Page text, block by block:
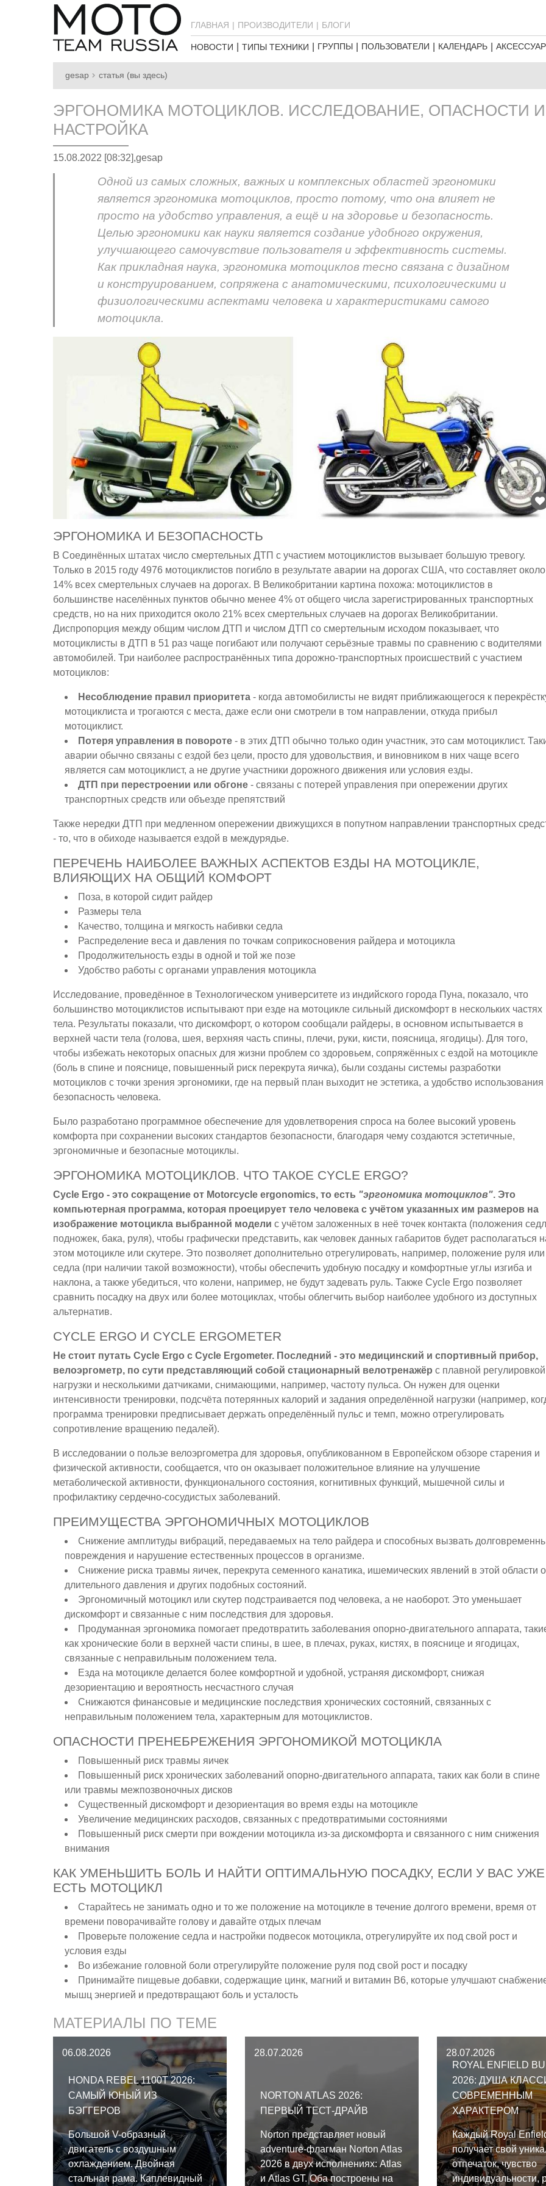
ГЛАВНАЯ ПРОИЗВОДИТЕЛИ БЛОГИ
НОВОСТИ ТИПЫ ТЕХНИКИ ГРУППЫ ПОЛЬЗОВАТЕЛИ КАЛЕНДАРЬ
gesap статья (вы здесь)
ЭРГОНОМИКА МОТОЦИКЛОВ. ИССЛЕДОВАНИЕ, ОПАСНОСТИ И
НАСТРОЙКА
15.08.2022 [08:32],gesap
Одной из самых сложных, важных и комплексных областей эргономики
является эргономика мотоциклов, просто потому, что она влияет не
просто на удобство управления, а ещё и на здоровье и безопасность.
Целью эргономики как науки является создание удобного окружения,
улучшающего самочувствие пользователя и эффективность системы.
Как прикладная наука, эргономика мотоциклов тесно связана с дизайном
и конструированием, сопряжена с анатомическими, психологическими и
физиологическими аспектами человека и характеристиками самого
мотоцикла.
ЭРГОНОМИКА И БЕЗОПАСНОСТЬ
В Соединённых штатах число смертельных ДТП с участием мотоциклистов вызывает большую тревогу.
Только в 2015 году 4976 мотоциклистов погибло в результате аварии на дорогах США, что составляет около
14% всех смертельных случаев на дорогах. В Великобритании картина похожа: мотоциклистов в
большинстве населённых пунктов обычно менее 4% от общего числа зарегистрированных транспортных
средств, но на них приходится около 21% всех смертельных случаев на дорогах Великобритании.
Диспропорция между общим числом ДТП и числом ДТП со смертельным исходом показывает, что
мотоциклисты в ДТП в 51 раз чаще погибают или получают серьёзные травмы по сравнению с водителями
автомобилей. Три наиболее распространённых типа дорожно-транспортных происшествий с участием
мотоциклов:
Несоблюдение правил приоритета - когда автомобилисты не видят приближающегося к
мотоциклиста и трогаются с места, даже если они смотрели в том направлении, откуда прибыл
мотоциклист.
Потеря управления в повороте - в этих ДТП обычно только один участник, это сам мотоциклист.
аварии обычно связаны с ездой без цели, просто для удовольствия, и виновником в них чаще всего
является сам мотоциклист, а не другие участники дорожного движения или условия езды.
ДТП при перестроении или обгоне - связаны с потерей управления при опережении других
транспортных средств или объезде препятствий
Также нередки ДТП при медленном опережении движущихся в попутном направлении транспортных
- то, что в обиходе называется ездой в междурядье.
ПЕРЕЧЕНЬ НАИБОЛЕЕ ВАЖНЫХ АСПЕКТОВ ЕЗДЫ НА МОТОЦИКЛЕ,
ВЛИЯЮЩИХ НА ОБЩИЙ КОМФОРТ
Поза, в которой сидит райдер
Размеры тела
Качество, толщина и мягкость набивки седла
Распределение веса и давления по точкам соприкосновения райдера и мотоцикла
Продолжительность езды в одной и той же позе
Удобство работы с органами управления мотоцикла
Исследование, проведённое в Технологическом университете из индийского города Пуна, показало, что
большинство мотоциклистов испытывают при езде на мотоцикле сильный дискомфорт в нескольких частях
тела. Результаты показали, что дискомфорт, о котором сообщали райдеры, в основном испытывается в
верхней части тела (голова, шея, верхняя часть спины, плечи, руки, кисти, поясница, ягодицы). Для того,
чтобы избежать некоторых опасных для жизни проблем со здоровьем, сопряжённых с ездой на мотоцикле
(боль в спине и пояснице, повышенный риск перекрута яичка), были созданы системы разработки
мотоциклов с точки зрения эргономики, где на первый план выходит не эстетика, а удобство использования
безопасность человека.
Было разработано программное обеспечение для удовлетворения спроса на более высокий уровень
комфорта при сохранении высоких стандартов безопасности, благодаря чему создаются эстетичные,
эргономичные и безопасные мотоциклы.
ЭРГОНОМИКА МОТОЦИКЛОВ. ЧТО ТАКОЕ CYCLE ERGO?
Cycle Ergo - это сокращение от Motorcycle ergonomics, то есть "эргономика мотоциклов". Это
компьютерная программа, которая проецирует тело человека с учётом указанных им размеров на
изображение мотоцикла выбранной модели с учётом заложенных в неё точек контакта (положения
подножек, бака, руля), чтобы графически представить, как человек данных габаритов будет располагаться
этом мотоцикле или скутере. Это позволяет дополнительно отрегулировать, например, положение руля или
седла (при наличии такой возможности), чтобы обеспечить удобную посадку и комфортные углы изгиба и
наклона, а также убедиться, что колени, например, не будут задевать руль. Также Cycle Ergo позволяет
сравнить посадку на двух или более мотоциклах, чтобы облегчить выбор наиболее удобного из доступных
альтернатив.
CYCLE ERGO И CYCLE ERGOMETER
Не стоит путать Cycle Ergo с Cycle Ergometer. Последний - это медицинский и спортивный прибор,
велоэргометр, по сути представляющий собой стационарный велотренажёр с плавной регулировкой
нагрузки и несколькими датчиками, снимающими, например, частоту пульса. Он нужен для оценки
интенсивности тренировки, подсчёта потерянных калорий и задания определённой нагрузки (например,
программа тренировки предписывает держать определённый пульс и темп, можно отрегулировать
сопротивление вращению педалей).
В исследовании о пользе велоэргометра для здоровья, опубликованном в Европейском обзоре старения и
физической активности, сообщается, что он оказывает положительное влияние на улучшение
метаболической активности, функционального состояния, когнитивных функций, мышечной силы и
профилактику сердечно-сосудистых заболеваний.
ПРЕИМУЩЕСТВА ЭРГОНОМИЧНЫХ МОТОЦИКЛОВ
Снижение амплитуды вибраций, передаваемых на тело райдера и способных вызвать
повреждения и нарушение естественных процессов в организме.
Снижение риска травмы яичек, перекрута семенного канатика, ишемических явлений в этой области
длительного давления и других подобных состояний.
Эргономичный мотоцикл или скутер подстраивается под человека, а не наоборот. Это уменьшает
дискомфорт и связанные с ним последствия для здоровья.
Продуманная эргономика помогает предотвратить заболевания опорно-двигательного аппарата,
как хронические боли в верхней части спины, в шее, в плечах, руках, кистях, в пояснице и ягодицах,
связанные с неправильным положением тела.
Езда на мотоцикле делается более комфортной и удобной, устраняя дискомфорт, снижая
дезориентацию и вероятность несчастного случая
Снижаются финансовые и медицинские последствия хронических состояний, связанных с
неправильным положением тела, характерным для мотоциклистов.
ОПАСНОСТИ ПРЕНЕБРЕЖЕНИЯ ЭРГОНОМИКОЙ МОТОЦИКЛА
Повышенный риск травмы яичек
Повышенный риск хронических заболеваний опорно-двигательного аппарата, таких как боли в спине
или травмы межпозвоночных дисков
Существенный дискомфорт и дезориентация во время езды на мотоцикле
Увеличение медицинских расходов, связанных с предотвратимыми состояниями
Повышенный риск смерти при вождении мотоцикла из-за дискомфорта и связанного с ним снижения
внимания
КАК УМЕНЬШИТЬ БОЛЬ И НАЙТИ ОПТИМАЛЬНУЮ ПОСАДКУ, ЕСЛИ У ВАС УЖЕ
ЕСТЬ МОТОЦИКЛ
Старайтесь не занимать одно и то же положение на мотоцикле в течение долгого времени, время от
времени поворачивайте голову и давайте отдых плечам
Проверьте положение седла и настройки подвесок мотоцикла, отрегулируйте их под свой рост и
условия езды
Во избежание головной боли отрегулируйте положение руля под свой рост и посадку
Принимайте пищевые добавки, содержащие цинк, магний и витамин B6, которые улучшают
мышц энергией и предотвращают боль и усталость
МАТЕРИАЛЫ ПО ТЕМЕ
06.08.2026
HONDA REBEL 1100T 2026:
САМЫЙ ЮНЫЙ ИЗ
БЭГГЕРОВ
Большой V-образный
двигатель с воздушным
охлаждением. Двойная
стальная рама. Каплевидный
28.07.2026
NORTON ATLAS 2026:
ПЕРВЫЙ ТЕСТ-ДРАЙВ
Norton представляет новый
adventure-флагман Norton Atlas
2026 в двух исполнениях: Atlas
и Atlas GT. Оба построены на
28.07.2026
ROYAL ENFIELD
2026: ДУША
СОВРЕМЕННЫМ
ХАРАКТЕРОМ
Каждый Royal
получает свой
отпечаток, чувство
индивидуальности,